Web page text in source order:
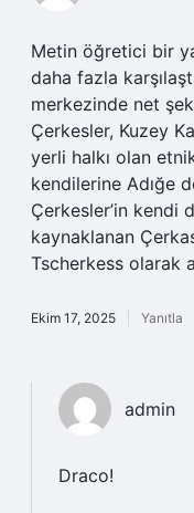
Metin öğretici bir
daha fazla
merkezinde net
Çerkesler, Kuzey
yerli halkı olan
kendilerine Adığe
Çerkesler’in kendi
kaynaklanan
Tscherkess olarak
Ekim 17, 2025 Yanıtla
admin
Draco!